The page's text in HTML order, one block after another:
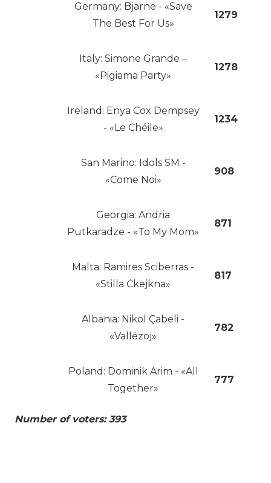
Germany: Bjarne - «Save
The Best For Us»
1279
Italy: Simone Grande –
«Pigiama Party»
1278
Ireland: Enya Cox Dempsey
- «Le Chéile»
1234
San Marino: Idols SM -
«Come Noi»
908
Georgia: Andria
Putkaradze - «To My Mom»
871
Malta: Ramires Sciberras -
«Stilla Ċkejkna»
817
Albania: Nikol Çabeli -
«Vallëzoj»
782
Poland: Dominik Arim - «All
Together»
777
Number of voters: 393